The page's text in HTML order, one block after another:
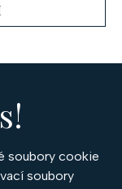
soubory cookie
soubory